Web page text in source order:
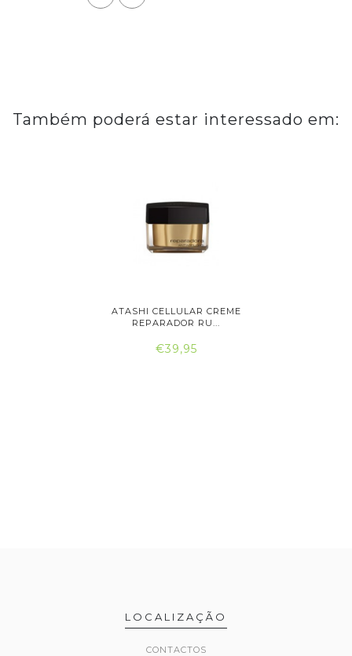
Também poderá estar interessado em:
ATASHI CELLULAR CREME
REPARADOR RU...
€39,95
LOCALIZAÇÃO
CONTACTOS